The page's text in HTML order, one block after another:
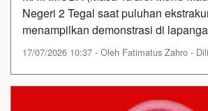
Negeri 2 Tegal saat puluhan
menampilkan demonstrasi di
17/07/2026 10:37 - Oleh Fatimatus Zahro -